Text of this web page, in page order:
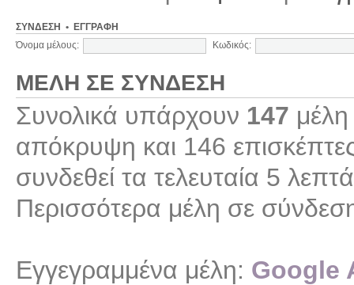
ΣΎΝΔΕΣΗ • ΕΓΓΡΑΦΉ
Όνομα μέλους: Κωδικός:
ΜΈΛΗ ΣΕ ΣΎΝΔΕΣΗ
Συνολικά υπάρχουν 147
απόκρυψη και 146
συνδεθεί τα τελευταία 5
Περισσότερα μέλη σε
Εγγεγραμμένα μέλη: Google